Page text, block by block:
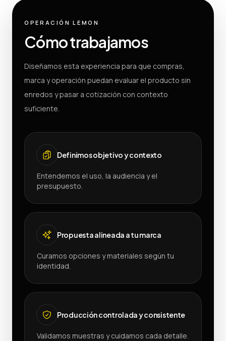
OPERACIÓN LEMON
Cómo trabajamos
Diseñamos esta experiencia para que compras,
marca y operación puedan evaluar el producto sin
enredos y pasar a cotización con contexto
suficiente.
Definimos objetivo y contexto
Entendemos el uso, la audiencia y el
presupuesto.
Propuesta alineada a tu marca
Curamos opciones y materiales según tu
identidad.
Producción controlada y consistente
Validamos muestras y cuidamos cada detalle.